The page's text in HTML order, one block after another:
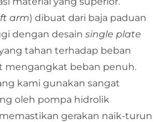
arm) dibuat dari baja paduan
dengan desain single plate
tahan terhadap beban
mengangkat beban penuh.
kami gunakan sangat
oleh pompa hidrolik
gerakan naik-turun